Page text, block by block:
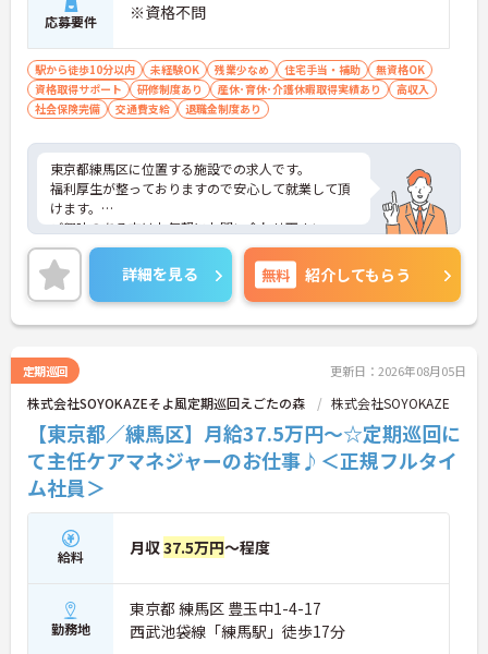
応募要件 ※資格不問
駅から徒歩10分以内 未経験OK 残業少なめ 住宅手当・補助
無資格OK
資格取得サポート
研修制度あり 産休･育休･介護休暇取得実績あり
高収入
社会保険完備
交通費支給 退職金制度あり
東京都練馬区に位置する施設での求人です。
福利厚生が整っておりますので安心して就業して頂
けます。
ご興味のある方はお気軽にお問い合わせ下さい。
詳細を見る 無料 紹介してもらう
定期巡回 更新日：2026年08月05日
株式会社SOYOKAZEそよ風定期巡回えごたの森 株式会社SOYOKAZE
【東京都／練馬区】月給37.5万円～☆定期巡回に
て主任ケアマネジャーのお仕事♪＜正規フルタイ
ム社員＞
給料 月収37.5万円～程度
勤務地
東京都 練馬区 豊玉中1-4-17
西武池袋線「練馬駅」徒歩17分